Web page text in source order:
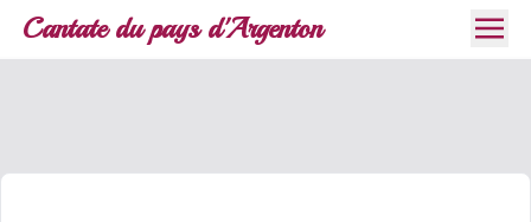
Cantate du pays d'Argenton